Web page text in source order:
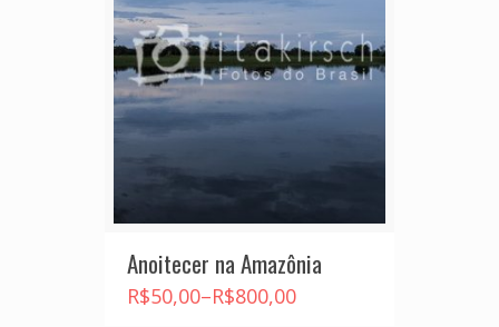
Anoitecer na Amazônia
R$50,00–R$800,00